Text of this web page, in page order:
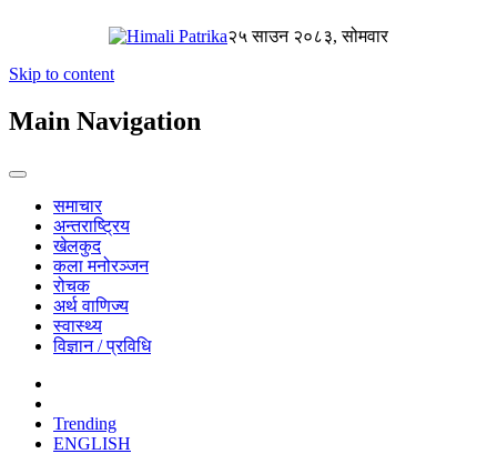
२५ साउन २०८३, सोमवार
Skip to content
Main Navigation
समाचार
अन्तराष्ट्रिय
खेलकुद
कला मनोरञ्जन
रोचक
अर्थ वाणिज्य
स्वास्थ्य
विज्ञान / प्रविधि
Trending
ENGLISH